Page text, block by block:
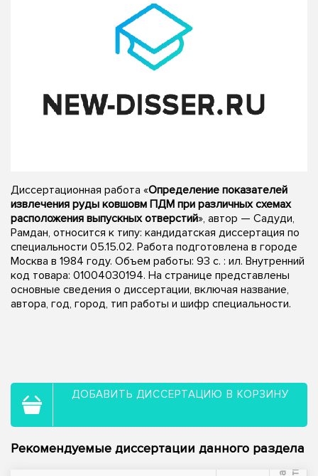
Диссертационная работа «Определение показателей
извлечения руды ковшовм ПДМ при различных схемах
расположения выпускных отверстий», автор — Садуди,
Рамдан, относится к типу: кандидатская диссертация по
специальности 05.15.02. Работа подготовлена в городе
Москва в 1984 году. Объем работы: 93 c. : ил. Внутренний
код товара: 01004030194. На странице представлены
основные сведения о диссертации, включая название,
автора, год, город, тип работы и шифр специальности.
ДОБАВИТЬ ДИССЕРТАЦИЮ В КОРЗИНУ
Рекомендуемые диссертации данного раздела